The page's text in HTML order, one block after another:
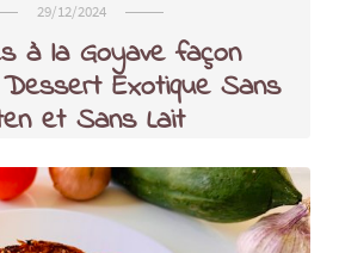
29/12/2024
à la Goyave façon
Exotique Sans
et Sans Lait